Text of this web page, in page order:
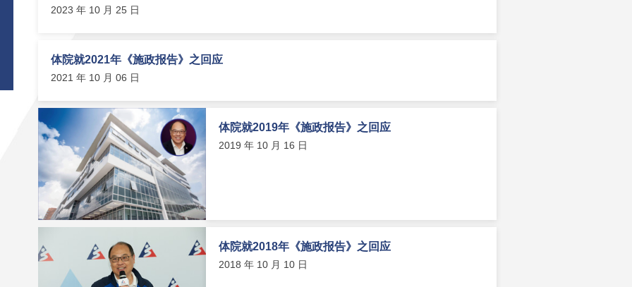
2023 年 10 月 25 日
体院就2021年《施政报告》之回应
2021 年 10 月 06 日
体院就2019年《施政报告》之回应
2019 年 10 月 16 日
体院就2018年《施政报告》之回应
2018 年 10 月 10 日